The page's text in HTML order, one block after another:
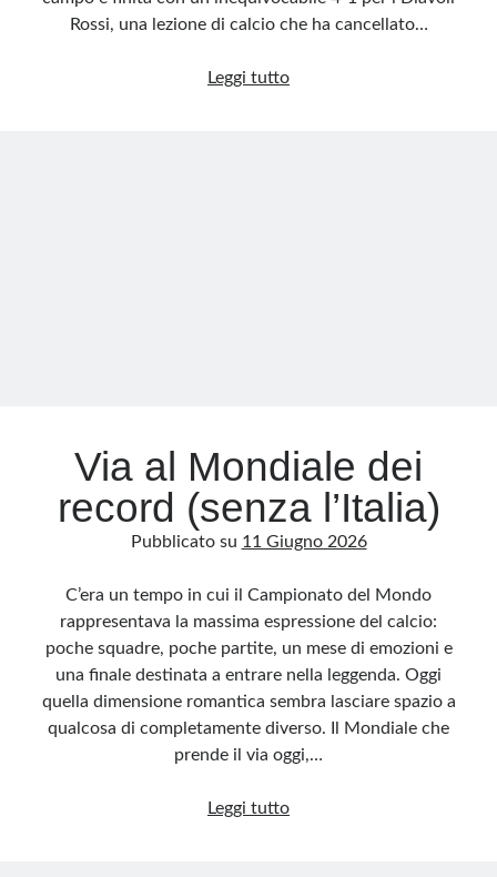
Rossi, una lezione di calcio che ha cancellato…
Leggi tuttoMondiali
Via al Mondiale dei
record (senza l’Italia)
Pubblicato su 11 Giugno 2026
C’era un tempo in cui il Campionato del Mondo
rappresentava la massima espressione del calcio:
poche squadre, poche partite, un mese di emozioni e
una finale destinata a entrare nella leggenda. Oggi
quella dimensione romantica sembra lasciare spazio a
qualcosa di completamente diverso. Il Mondiale che
prende il via oggi,…
Leggi tuttoVia